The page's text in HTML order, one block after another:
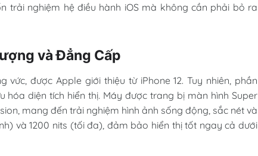
trải nghiệm hệ điều hành iOS mà không cần phải bỏ ra
và Đẳng Cấp
vức, được Apple giới thiệu từ iPhone 12. Tuy nhiên, phần
diện tích hiển thị. Máy được trang bị màn hình Super
mang đến trải nghiệm hình ảnh sống động, sắc nét và
và 1200 nits (tối đa), đảm bảo hiển thị tốt ngay cả dưới